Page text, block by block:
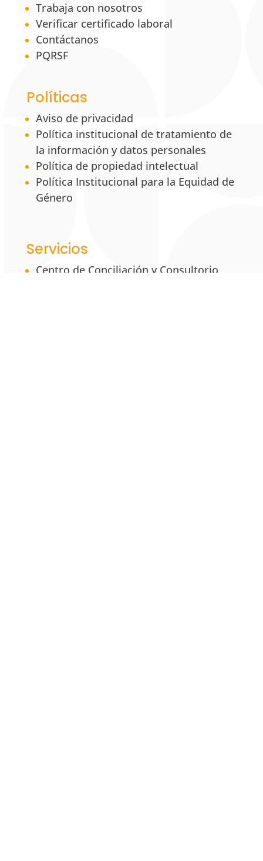
Trabaja con nosotros
Verificar certificado laboral
Contáctanos
PQRSF
Políticas
Aviso de privacidad
Política institucional de tratamiento de
la información y datos personales
Política de propiedad intelectual
Política Institucional para la Equidad de
Género
Servicios
Centro de Conciliación y Consultorio